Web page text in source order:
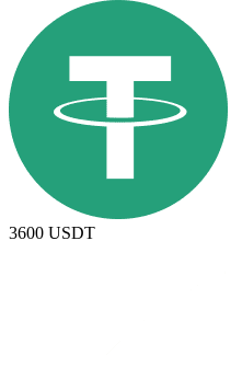
3600 USDT